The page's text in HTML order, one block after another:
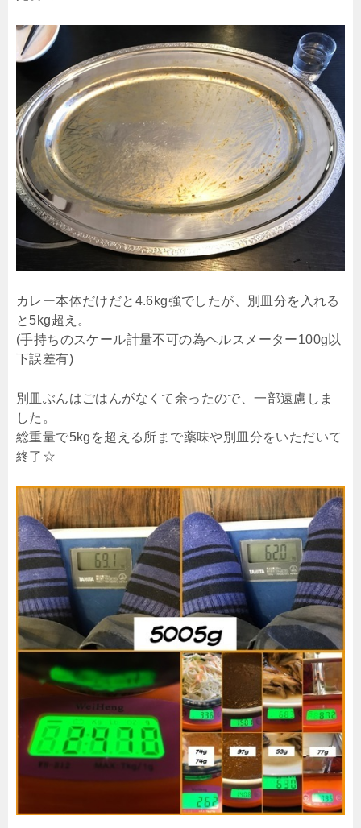
カレー本体だけだと4.6kg強でしたが、別皿分を入れる
と5kg超え。
(手持ちのスケール計量不可の為ヘルスメーター100g以
下誤差有)
別皿ぶんはごはんがなくて余ったので、一部遠慮しま
した。
総重量で5kgを超える所まで薬味や別皿分をいただいて
終了☆